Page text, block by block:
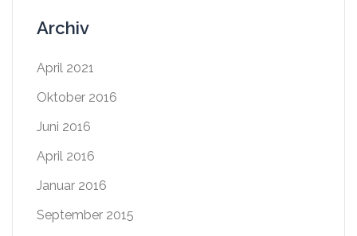
Archiv
April 2021
Oktober 2016
Juni 2016
April 2016
Januar 2016
September 2015